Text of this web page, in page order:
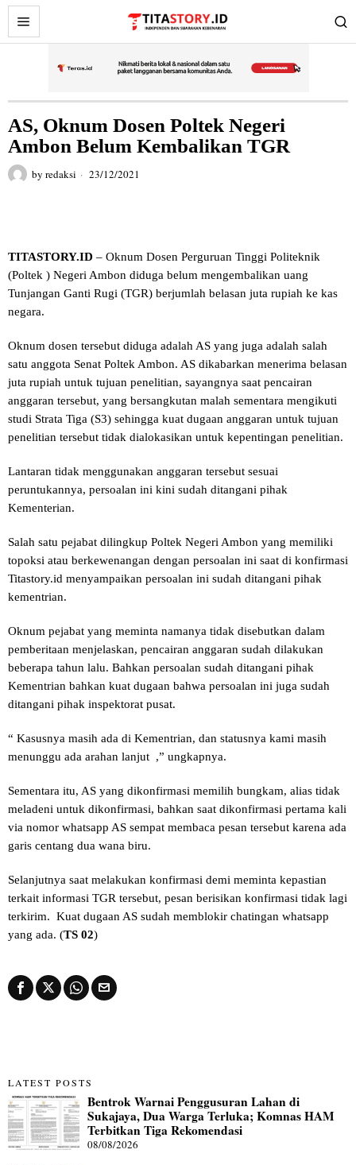
AS, Oknum Dosen Poltek Negeri
Ambon Belum Kembalikan TGR
by redaksi 23/12/2021
TITASTORY.ID – Oknum Dosen Perguruan Tinggi Politeknik
(Poltek ) Negeri Ambon diduga belum mengembalikan uang
Tunjangan Ganti Rugi (TGR) berjumlah belasan juta rupiah ke kas
negara.
Oknum dosen tersebut diduga adalah AS yang juga adalah salah
satu anggota Senat Poltek Ambon. AS dikabarkan menerima belasan
juta rupiah untuk tujuan penelitian, sayangnya saat pencairan
anggaran tersebut, yang bersangkutan malah sementara mengikuti
studi Strata Tiga (S3) sehingga kuat dugaan anggaran untuk tujuan
penelitian tersebut tidak dialokasikan untuk kepentingan penelitian.
Lantaran tidak menggunakan anggaran tersebut sesuai
peruntukannya, persoalan ini kini sudah ditangani pihak
Kementerian.
Salah satu pejabat dilingkup Poltek Negeri Ambon yang memiliki
topoksi atau berkewenangan dengan persoalan ini saat di konfirmasi
Titastory.id menyampaikan persoalan ini sudah ditangani pihak
kementrian.
Oknum pejabat yang meminta namanya tidak disebutkan dalam
pemberitaan menjelaskan, pencairan anggaran sudah dilakukan
beberapa tahun lalu. Bahkan persoalan sudah ditangani pihak
Kementrian bahkan kuat dugaan bahwa persoalan ini juga sudah
ditangani pihak inspektorat pusat.
“ Kasusnya masih ada di Kementrian, dan statusnya kami masih
menunggu ada arahan lanjut ,” ungkapnya.
Sementara itu, AS yang dikonfirmasi memilih bungkam, alias tidak
meladeni untuk dikonfirmasi, bahkan saat dikonfirmasi pertama kali
via nomor whatsapp AS sempat membaca pesan tersebut karena ada
garis centang dua wana biru.
Selanjutnya saat melakukan konfirmasi demi meminta kepastian
terkait informasi TGR tersebut, pesan berisikan konfirmasi tidak lagi
terkirim. Kuat dugaan AS sudah memblokir chatingan whatsapp
yang ada. (TS 02)
LATEST POSTS
Bentrok Warnai Penggusuran Lahan di
Sukajaya, Dua Warga Terluka; Komnas HAM
Terbitkan Tiga Rekomendasi
08/08/2026